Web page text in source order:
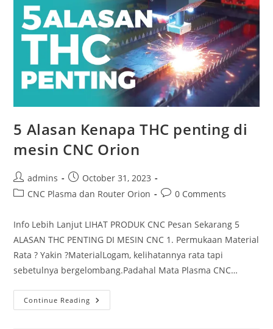
5 Alasan Kenapa THC penting di
mesin CNC Orion
Post
author:
admins
Post
published:
October 31, 2023
PostCNC Plasma dan Router Orion
Post0 Comments
Info Lebih Lanjut LIHAT PRODUK CNC Pesan Sekarang 5
ALASAN THC PENTING DI MESIN CNC 1. Permukaan Material
Rata ? Yakin ?MaterialLogam, kelihatannya rata tapi
sebetulnya bergelombang.Padahal Mata Plasma CNC…
Continue Reading
Alasan